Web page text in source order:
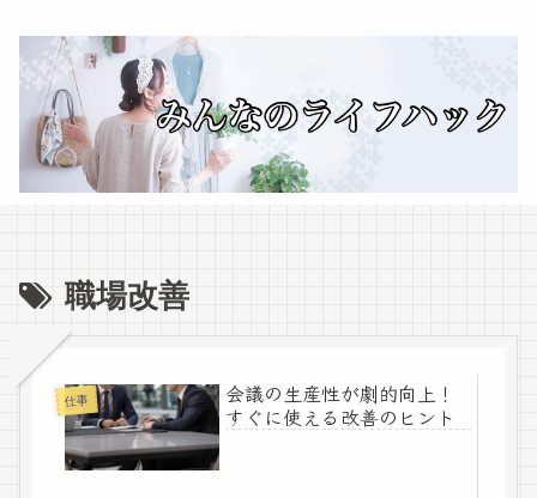
職場改善
仕事
会議の生産性が劇的向上！
すぐに使える改善のヒント